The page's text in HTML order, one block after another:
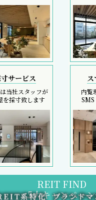
サービス
当社スタッフが
を採寸致します
内覧
REIT FIND
5大キャンペーン